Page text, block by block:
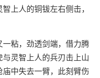
上人的铜钹左右侧击，
一粘，劲透剑端，借力腾
灵智上人的兵刃击上山
中失去一臂，此刻臂伤